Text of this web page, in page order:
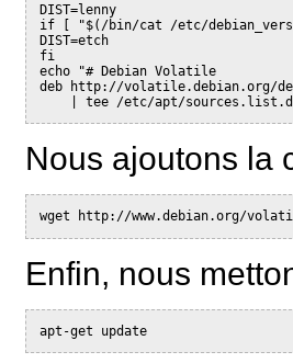
DIST=lenny
if [ "$(/bin/cat /etc/
DIST=etch
fi
echo "# Debian Volatile
deb http://volatile.debian.org/
| tee /etc/apt/
Nous ajoutons la
wget http://www.debian.org/
Enfin, nous
apt-get update